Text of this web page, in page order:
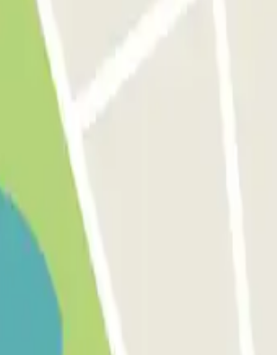
pas très lisible mais on finit par trouver
Barajas Parking en Sants - Estación de Barcelona